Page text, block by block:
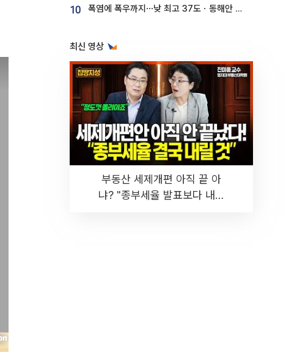
10 폭염에 폭우까지⋯낮 최고 37도ㆍ동해안 강한 비 [날씨]
최신 영상
부동산 세제개편 아직 끝 아
냐? "종부세율 발표보다 내릴